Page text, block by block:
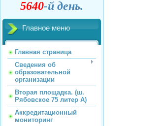
5640-й день.
Главное меню
Главная страница
Сведения об
образовательной
организации
Вторая площадка. (ш.
Рябовское 75 литер А)
Аккредитационный
мониторинг